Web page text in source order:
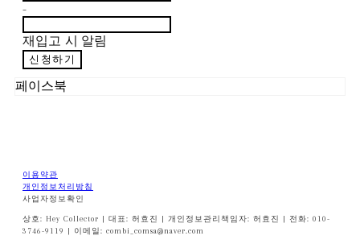
-
재입고 시 알림
신청하기
페이스북
이용약관
개인정보처리방침
사업자정보확인
상호: Hey Collector | 대표: 허효진 | 개인정보관리책임자: 허효진 | 전화: 010-
3746-9119 | 이메일: combi_comsa@naver.com